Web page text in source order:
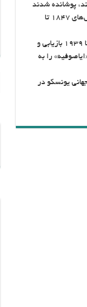
پوشانده شدند
و بعدها در نتیجه یک پروژه عظیم برای بازسازی مسجد توسط معماران ایتالیایی-سوئیسی که در طول سال‌های ۱۸۴۷ تا
«توماس ویترمور» باستان‌شناس آمریکایی این موزاییک‌های پوشانده شده را در فاصله سال‌های ۱۹۳۵ تا ۱۹۳۹ بازیابی و
را به
نشست کمیته میراث جهانی یونسکو در